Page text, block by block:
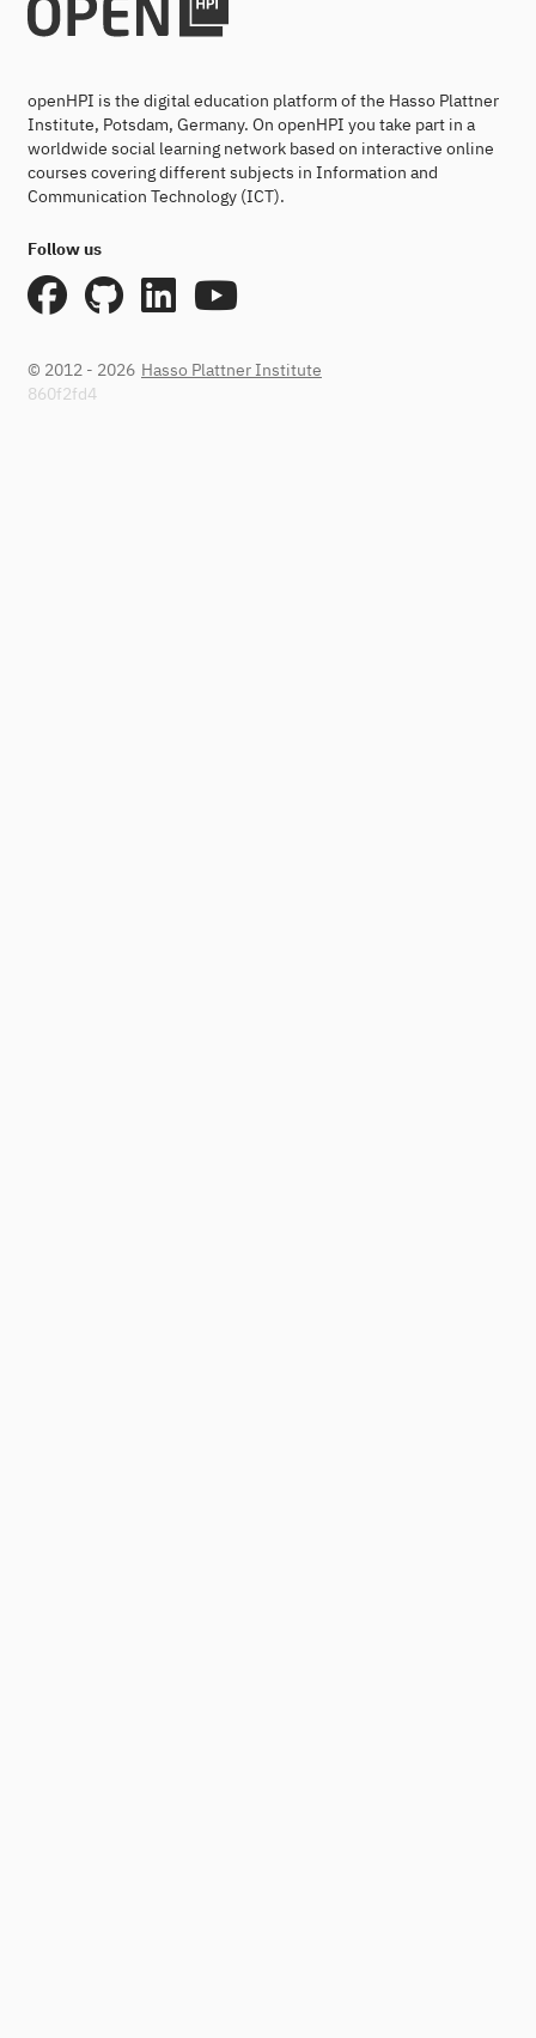
openHPI is the digital education platform of the Hasso Plattner
Institute, Potsdam, Germany. On openHPI you take part in a
worldwide social learning network based on interactive online
courses covering different subjects in Information and
Communication Technology (ICT).
Follow us
© 2012 - 2026 Hasso Plattner Institute
860f2fd4